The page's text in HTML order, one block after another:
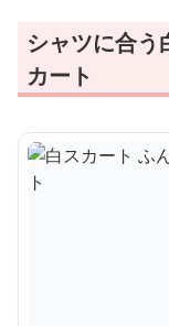
シャツに合う
カート